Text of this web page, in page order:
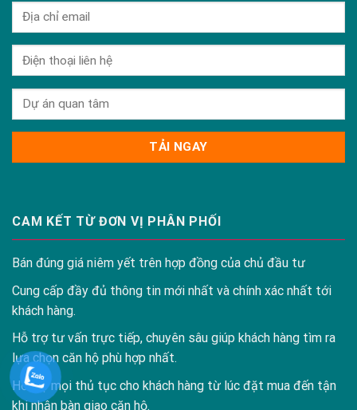
CAM KẾT TỪ ĐƠN VỊ PHÂN PHỐI
Bán đúng giá niêm yết trên hợp đồng của chủ đầu tư
Cung cấp đầy đủ thông tin mới nhất và chính xác nhất tới
khách hàng.
Hỗ trợ tư vấn trực tiếp, chuyên sâu giúp khách hàng tìm ra
lựa chọn căn hộ phù hợp nhất.
Hỗ trợ mọi thủ tục cho khách hàng từ lúc đặt mua đến tận
khi nhận bàn giao căn hộ.